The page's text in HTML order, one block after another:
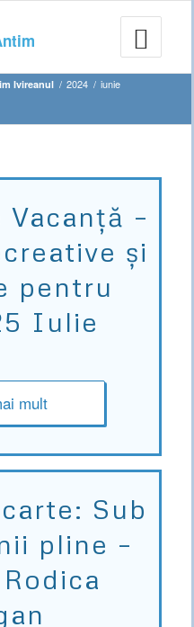
Ivireanul / 2024 / iunie
–
și
pentru
Iulie
mult
Sub
pline –